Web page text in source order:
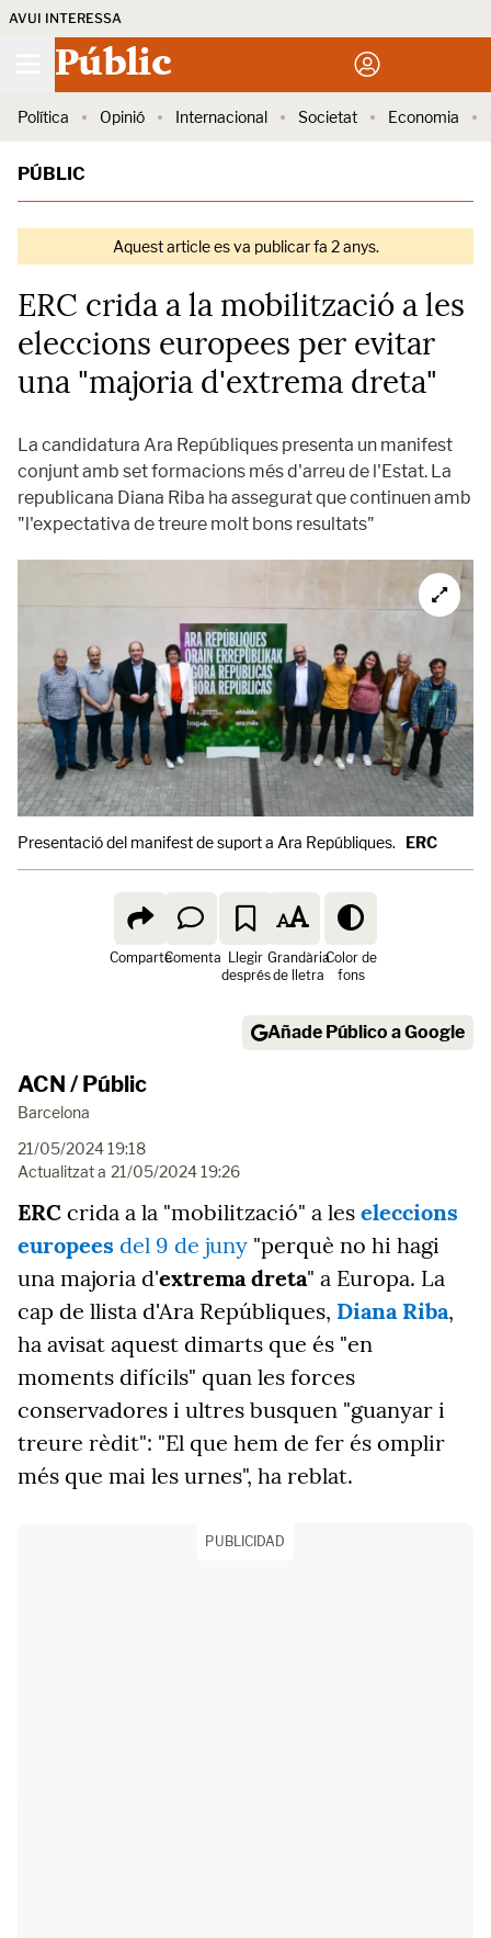
AVUI INTERESSA
Públic
Política Opinió Internacional Societat Economia
PÚBLIC
Aquest article es va publicar fa 2 anys.
ERC crida a la mobilització a les
eleccions europees per evitar
una "majoria d'extrema dreta"
La candidatura Ara Repúbliques presenta un manifest
conjunt amb set formacions més d'arreu de l'Estat. La
republicana Diana Riba ha assegurat que continuen amb
"l'expectativa de treure molt bons resultats"
Presentació del manifest de suport a Ara Repúbliques. ERC
ComparteComenta Llegir
després
Grandària
de lletra
Color de
fons
Añade Público a Google
ACN / Públic
Barcelona
21/05/2024 19:18
Actualitzat a 21/05/2024 19:26
ERC crida a la "mobilització" a les eleccions
europees del 9 de juny "perquè no hi hagi
una majoria d'extrema dreta" a Europa. La
cap de llista d'Ara Repúbliques, Diana Riba,
ha avisat aquest dimarts que és "en
moments difícils" quan les forces
conservadores i ultres busquen "guanyar i
treure rèdit": "El que hem de fer és omplir
més que mai les urnes", ha reblat.
PUBLICIDAD